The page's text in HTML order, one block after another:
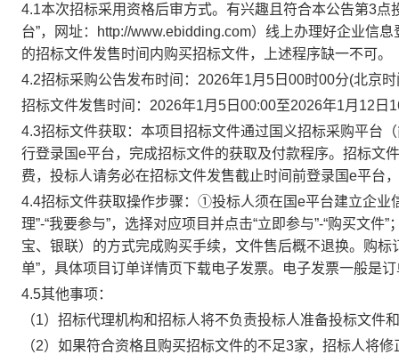
4.1本次招标采用资格后审方式。有兴趣且符合本公告第3
台”，网址：http://www.ebidding.com）线上办理好企业信
的招标文件发售时间内购买招标文件，上述程序缺一不可。
4.2招标采购公告发布时间： 2026年1月 5 日 00时00分(北京
招标文件发售时间： 2026年1月 5 日 00:00至2026年1月 12 日
4.3招标文件获取：本项目招标文件通过国义招标采购平台
行登录国e平台，完成招标文件的获取及付款程序。招标文
费，投标人请务必在招标文件发售截止时间前登录国e平台
4.4招标文件获取操作步骤：①投标人须在国e平台建立企业
理”-“我要参与”，选择对应项目并点击“立即参与”-“购买文
宝、银联）的方式完成购买手续，文件售后概不退换。购
单”，具体项目订单详情页下载电子发票。电子发票一般是
4.5其他事项：
（1）招标代理机构和招标人将不负责投标人准备投标文件
（2）如果符合资格且购买招标文件的不足3家，招标人将